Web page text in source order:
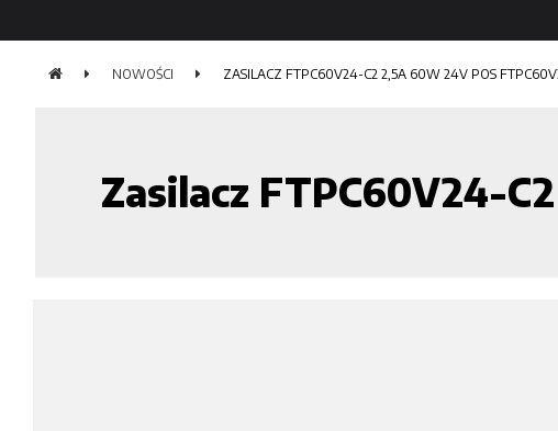
NOWOŚCI ZASILACZ FTPC60V24-C2 2,5A 60W 24V POS
Zasilacz FTPC60V24-